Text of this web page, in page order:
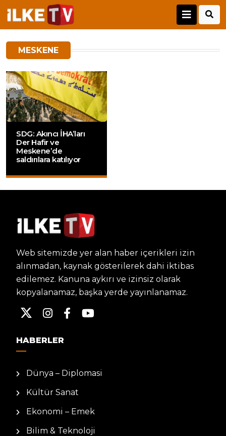
MESKENE
SDG: Akıncı İHA’ları
Der Hafir ve
Meskene’de
saldırılara katılıyor
Web sitemizde yer alan haber içerikleri izin
alınmadan, kaynak gösterilerek dahi iktibas
edilemez. Kanuna aykırı ve izinsiz olarak
kopyalanamaz, başka yerde yayınlanamaz.
HABERLER
Dünya – Diplomasi
Kültür Sanat
Ekonomi – Emek
Bilim & Teknoloji